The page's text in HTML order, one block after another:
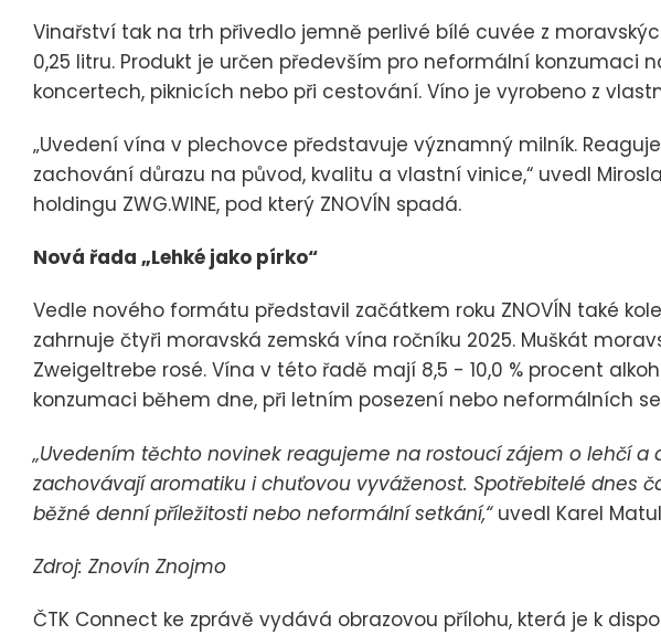
Vinařství tak na trh přivedlo jemně perlivé bílé cuvée z
0,25 litru. Produkt je určen především pro neformální konzumaci
koncertech, piknicích nebo při cestování. Víno je vyrobeno z
„Uvedení vína v plechovce představuje významný milník.
zachování důrazu na původ, kvalitu a vlastní vinice,“ uvedl
holdingu ZWG.WINE, pod který ZNOVÍN spadá.
Nová řada „Lehké jako pírko“
Vedle nového formátu představil začátkem roku ZNOVÍN také
zahrnuje čtyři moravská zemská vína ročníku 2025. Muškát
Zweigeltrebe rosé. Vína v této řadě mají 8,5 - 10,0 % procent
konzumaci během dne, při letním posezení nebo neformálních
„Uvedením těchto novinek reagujeme na rostoucí zájem o lehčí a
zachovávají aromatiku i chuťovou vyváženost. Spotřebitelé dnes
běžné denní příležitosti nebo neformální setkání,“uvedl Karel
Zdroj: Znovín Znojmo
ČTK Connect ke zprávě vydává obrazovou přílohu, která je k